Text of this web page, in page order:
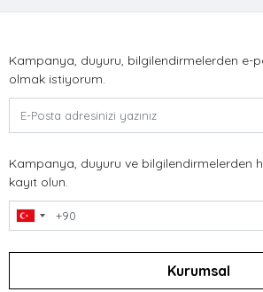
Kampanya, duyuru, bilgilendirmelerden e-
olmak istiyorum.
Kampanya, duyuru ve bilgilendirmelerden
kayıt olun.
Kurumsal